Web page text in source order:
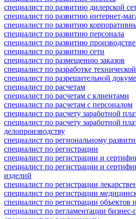
специалист по развитию дилерской
специалист по развитию интернет-
специалист по развитию
специалист по развитию персонала
специалист по развитию
специалист по развитию сети
специалист по размещению заказов
специалист по разработке
специалист по разрешительной
специалист по расчетам
специалист по расчетам с клиентами
специалист по расчетам с персоналом
специалист по расчету заработной
специалист по расчету заработной
делопроизводству
специалист по региональному
специалист по регистрации
специалист по регистрации и
специалист по регистрации и
изделий
специалист по регистрации
специалист по регистрации
специалист по регистрации объектов
специалист по регламентации бизнес-